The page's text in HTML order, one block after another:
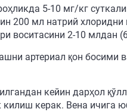
5-10 мг/кг
200 мл натрий
воситасини 2-10
артериал қон босими
кейин дарҳол
килиш керак. Вена ичига